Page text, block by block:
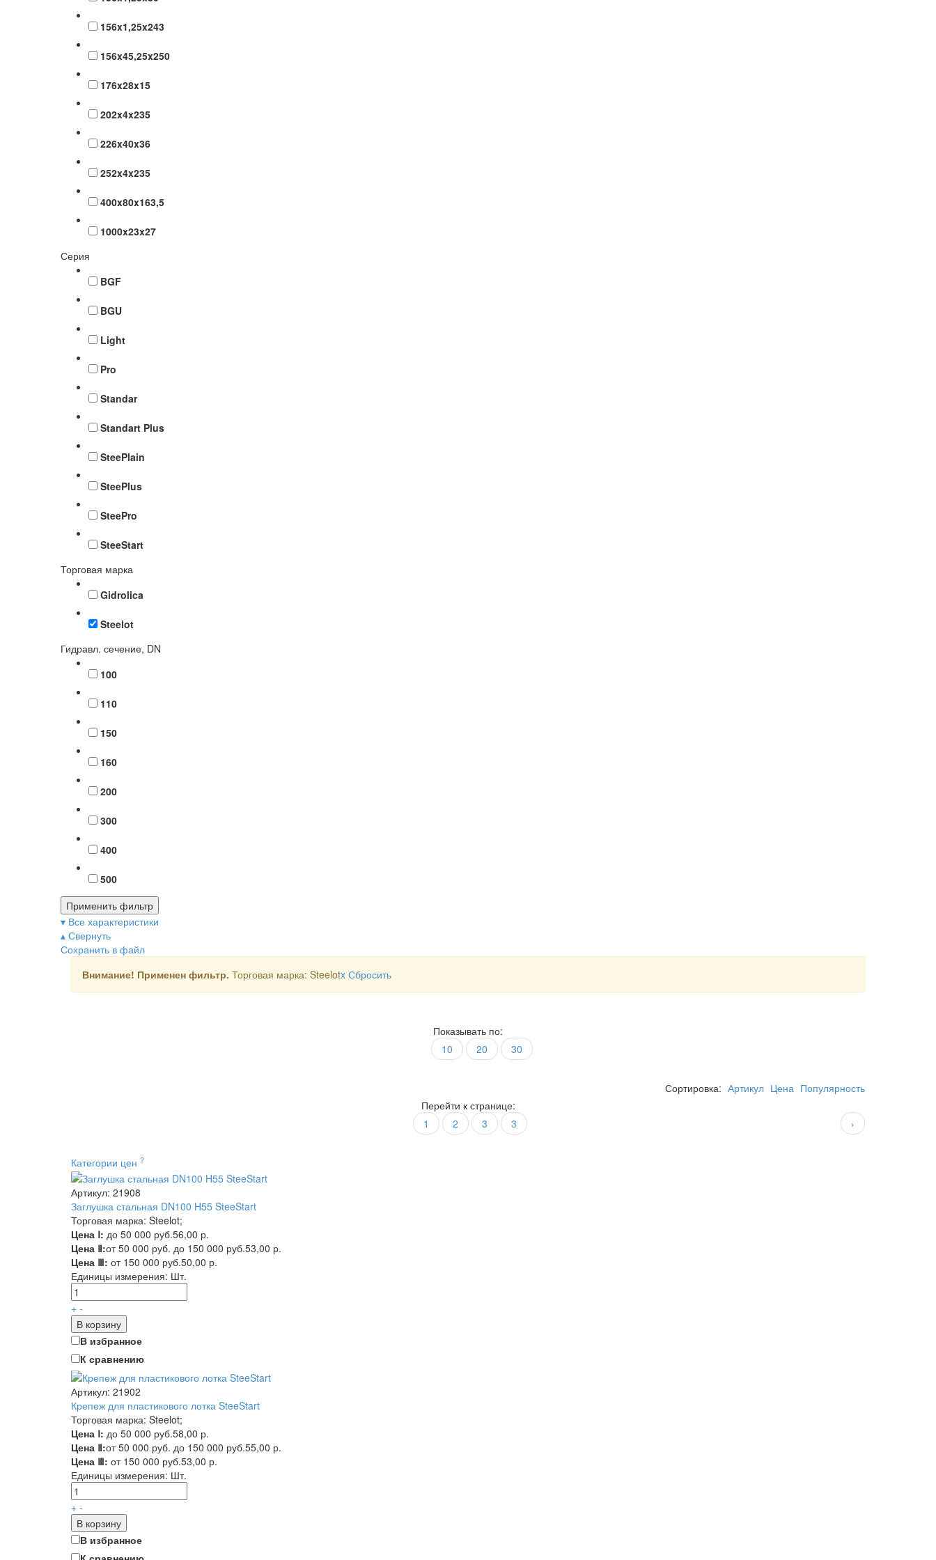
156x1,25x243
156x45,25x250
176x28x15
202x4x235
226x40x36
252x4x235
400x80x163,5
1000x23x27
Серия
BGF
BGU
Light
Pro
Standar
Standart Plus
SteePlain
SteePlus
SteePro
SteeStart
Торговая марка
Gidrolica
Steelot
Гидравл. сечение, DN
100
110
150
160
200
300
400
500
Применить фильтр
▾ Все характеристики
▴ Свернуть
Сохранить в файл
Внимание! Применен фильтр. Торговая марка: Steelotx Сбросить
Показывать по:
10
20 30
Сортировка: Артикул Цена Популярность
Перейти к странице:
1
2 3 ›
3
Категории цен ?
Артикул: 21908
Заглушка стальная DN100 H55 SteeStart
Торговая марка: Steelot;
Цена Ⅰ: до 50 000 руб.56,00 р.
Цена Ⅱ:от 50 000 руб. до 150 000 руб.53,00 р.
Цена Ⅲ: от 150 000 руб.50,00 р.
Единицы измерения: Шт.
+ -
В корзину
В избранное
К сравнению
Артикул: 21902
Крепеж для пластикового лотка SteeStart
Торговая марка: Steelot;
Цена Ⅰ: до 50 000 руб.58,00 р.
Цена Ⅱ:от 50 000 руб. до 150 000 руб.55,00 р.
Цена Ⅲ: от 150 000 руб.53,00 р.
Единицы измерения: Шт.
+ -
В корзину
В избранное